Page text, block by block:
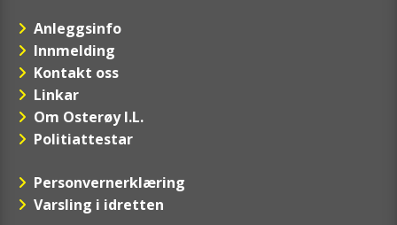
Anleggsinfo
Innmelding
Kontakt oss
Linkar
Om Osterøy I.L.
Politiattestar
Personvernerklæring
Varsling i idretten